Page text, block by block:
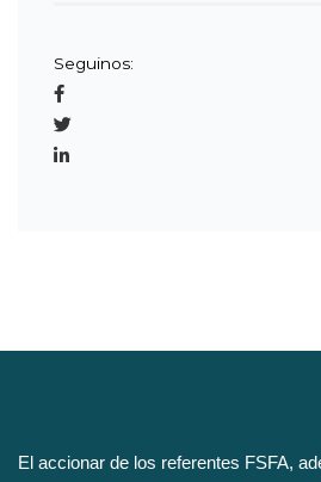
Seguinos:
El accionar de los referentes FSFA,